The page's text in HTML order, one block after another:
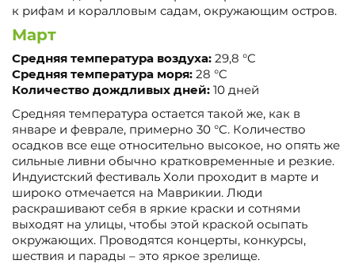
к рифам и коралловым садам, окружающим остров.
Март
Средняя температура воздуха: 29,8 °C
Средняя температура моря: 28 °C
Количество дождливых дней: 10 дней
Средняя температура остается такой же, как в
январе и феврале, примерно 30 °C. Количество
осадков все еще относительно высокое, но опять же
сильные ливни обычно кратковременные и резкие.
Индуистский фестиваль Холи проходит в марте и
широко отмечается на Маврикии. Люди
раскрашивают себя в яркие краски и сотнями
выходят на улицы, чтобы этой краской осыпать
окружающих. Проводятся концерты, конкурсы,
шествия и парады – это яркое зрелище.